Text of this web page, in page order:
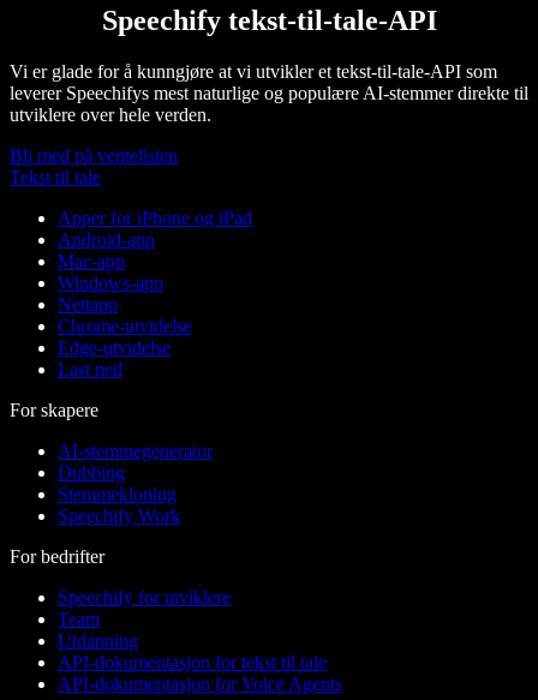
Speechify tekst-til-tale-API
Vi er glade for å kunngjøre at vi utvikler et tekst-til-tale-API som
leverer Speechifys mest naturlige og populære AI-stemmer direkte til
utviklere over hele verden.
Bli med på ventelisten
Tekst til tale
Apper for iPhone og iPad
Android-app
Mac-app
Windows-app
Nettapp
Chrome-utvidelse
Edge-utvidelse
Last ned
For skapere
AI-stemmegenerator
Dubbing
Stemmekloning
Speechify Work
For bedrifter
Speechify for utviklere
Team
Utdanning
API-dokumentasjon for tekst til tale
API-dokumentasjon for Voice Agents